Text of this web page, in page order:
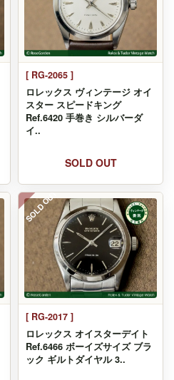
[ RG-2065 ]
ロレックス ヴィンテージ オイ
スター スピードキング
Ref.6420 手巻き シルバーダ
イ..
SOLD OUT
SOLD OUT
[ RG-2017 ]
ロレックス オイスターデイト
Ref.6466 ボーイズサイズ ブラ
ック ギルトダイヤル 3..